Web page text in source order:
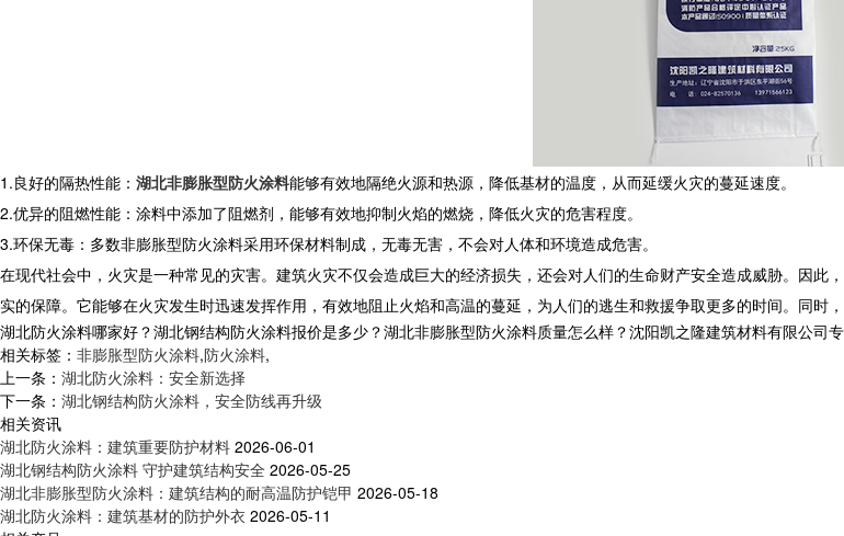
1.良好的隔热性能： 湖北非膨胀型防火涂料能够有效地隔绝火源和热源，降低基材的温度，从而延缓火灾的蔓延速度。
2.优异的阻燃性能：涂料中添加了阻燃剂，能够有效地抑制火焰的燃烧，降低火灾的危害程度。
3.环保无毒：多数非膨胀型防火涂料采用环保材料制成，无毒无害，不会对人体和环境造成危害。
在现代社会中，火灾是一种常见的灾害。建筑火灾不仅会造成巨大的经济损失，还会对人们的生命财产安全造成威胁。因
实的保障。它能够在火灾发生时迅速发挥作用，有效地阻止火焰和高温的蔓延，为人们的逃生和救援争取更多的时间。同时
湖北防火涂料哪家好？湖北钢结构防火涂料报价是多少？湖北非膨胀型防火涂料质量怎么样？沈阳凯之隆建筑材料有限公
相关标签： 非膨胀型防火涂料,防火涂料,
上一条： 湖北防火涂料：安全新选择
下一条： 湖北钢结构防火涂料，安全防线再升级
相关资讯
湖北防火涂料：建筑重要防护材料 2026-06-01
湖北钢结构防火涂料 守护建筑结构安全 2026-05-25
湖北非膨胀型防火涂料：建筑结构的耐高温防护铠甲 2026-05-18
湖北防火涂料：建筑基材的防护外衣 2026-05-11